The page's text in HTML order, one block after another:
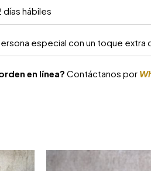
días hábiles
especial con un toque extra
en línea? Contáctanos por